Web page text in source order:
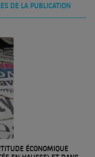
DE LA PUBLICATION
ÉCONOMIQUE